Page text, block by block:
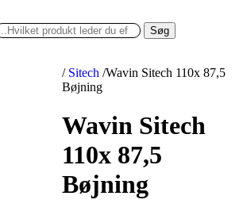
Søg
/ Sitech /Wavin Sitech 110x 87,5
Bøjning
Wavin Sitech
110x 87,5
Bøjning